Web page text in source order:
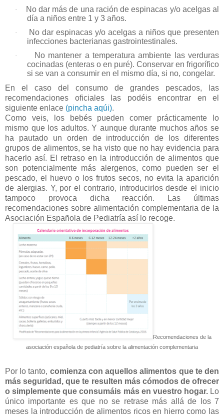
·
No dar más de una ración de espinacas y/o acelgas al
día a niños entre 1 y 3 años.
·
No dar espinacas y/o acelgas a niños que presenten
infecciones bacterianas gastrointestinales.
·
No mantener a temperatura ambiente las verduras
cocinadas (enteras o en puré). Conservar en frigorífico
si se van a consumir en el mismo día, si no, congelar.
En el caso del consumo de grandes pescados, las
recomendaciones oficiales las podéis encontrar en el
siguiente enlace (pincha aqúi).
Como veis, los bebés pueden comer prácticamente lo
mismo que los adultos. Y aunque durante muchos años se
ha pautado un orden de introducción de los diferentes
grupos de alimentos, se ha visto que no hay evidencia para
hacerlo así. El retraso en la introducción de alimentos que
son potencialmente más alergenos, como pueden ser el
pescado, el huevo o los frutos secos, no evita la aparición
de alergias. Y, por el contrario, introducirlos desde el inicio
tampoco provoca dicha reacción. Las últimas
recomendaciones sobre alimentación complementaria de la
Asociación Española de Pediatría así lo recoge.
Recomendaciones de la
asociación española de pediatría sobre la alimentación complementaria
Por lo tanto, comienza con aquellos alimentos que te den
más seguridad, que te resulten más cómodos de ofrecer
o simplemente que consumáis más en vuestro hogar.Lo
único importante es que no se retrase más allá de los 7
meses la introducción de alimentos ricos en hierro como las